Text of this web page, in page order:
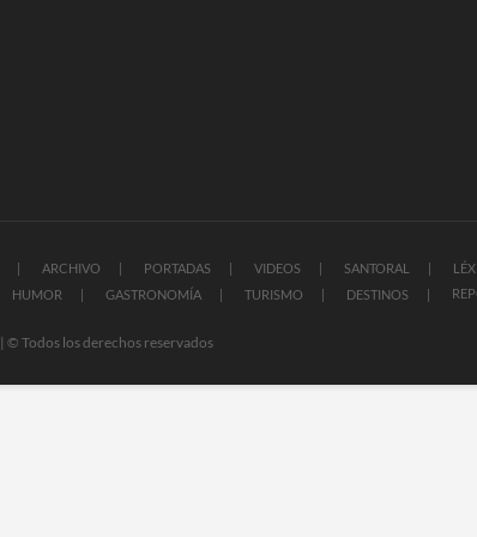
ARCHIVO PORTADAS VIDEOS SANTORAL
HUMOR GASTRONOMÍA TURISMO DESTINOS
| © Todos los derechos reservados